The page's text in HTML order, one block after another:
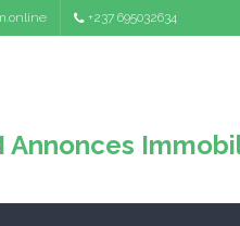
+237 695032634